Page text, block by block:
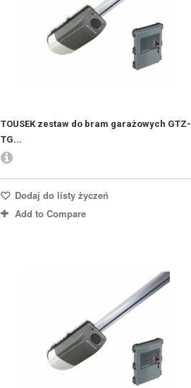
TOUSEK zestaw do bram garażowych GTZ-
TG...
Dodaj do listy życzeń
Add to Compare